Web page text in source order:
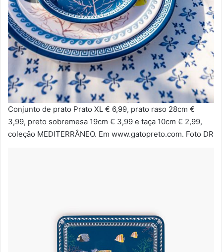
Conjunto de prato Prato XL € 6,99, prato raso 28cm €
3,99, preto sobremesa 19cm € 3,99 e taça 10cm € 2,99,
coleção MEDITERRÂNEO. Em www.gatopreto.com. Foto DR